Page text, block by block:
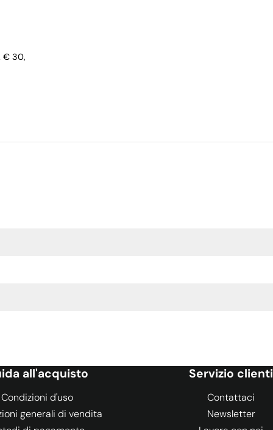
€ 30,
all'acquisto
Condizioni d'uso
generali di vendita
Servizio clienti
Contattaci
Newsletter